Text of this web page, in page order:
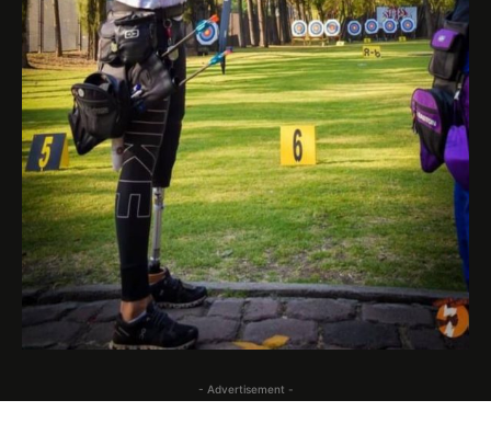
- Advertisement -